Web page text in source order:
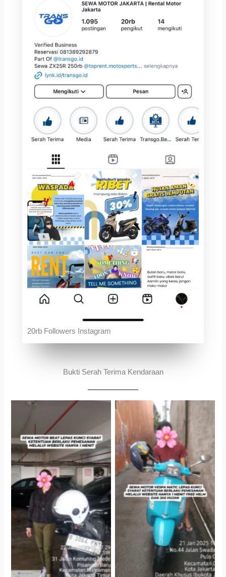
20rb Followers Instagram
Bukti Serah Terima Kendaraan
Cityplaza Jatinegara
Gedung Parkir P6A
Antar Jemput Kendaraan